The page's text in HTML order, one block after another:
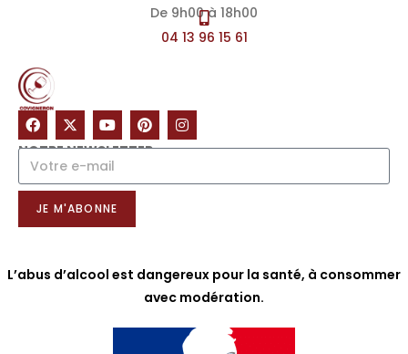
NOTRE NEWSLETTER
JE M'ABONNE
De 9h00 à 18h00
04 13 96 15 61
L’abus d’alcool est dangereux pour la santé, à consommer
avec modération.